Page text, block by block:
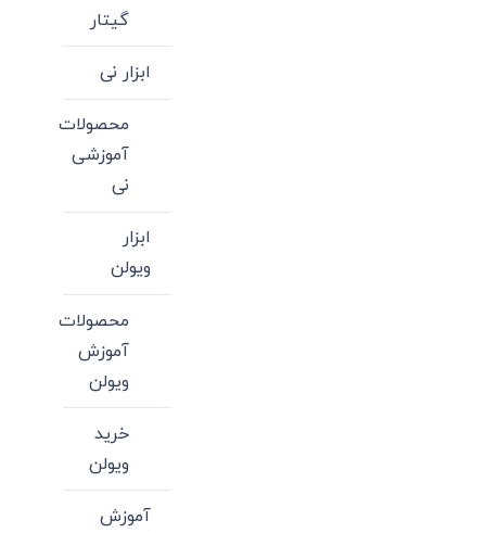
گیتار
ابزار نی
محصولات
آموزشی
نی
ابزار
ویولن
محصولات
آموزش
ویولن
خرید
ویولن
آموزش